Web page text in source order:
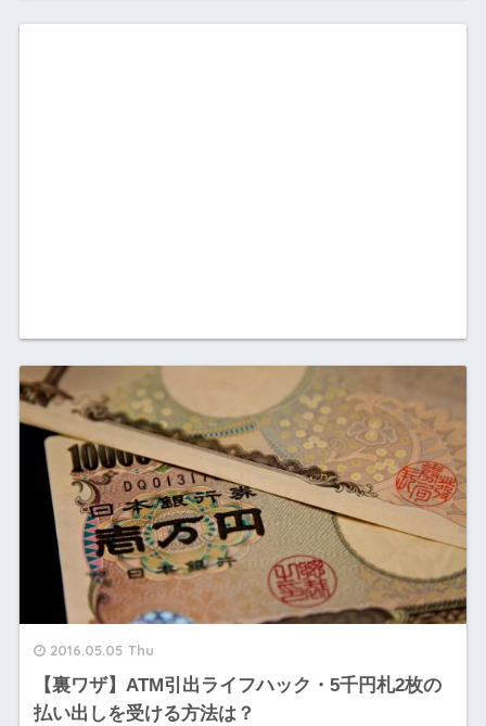
2016.05.05 Thu
【裏ワザ】ATM引出ライフハック・5千円札2枚の
払い出しを受ける方法は？